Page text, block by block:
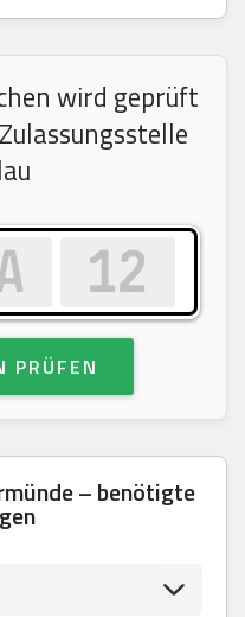
wird geprüft
PRÜFEN
– benötigte